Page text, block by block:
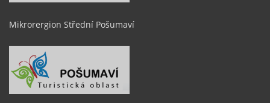
Mikrorergion Střední Pošumaví